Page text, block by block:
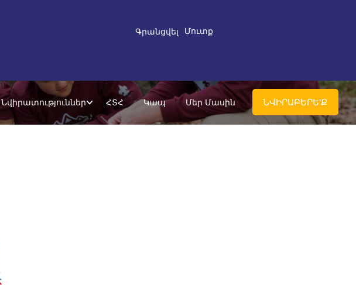
Գրանցվել Մուտք
Նվիրատություններ ՀՏՀ Կապ Մեր Մասին ՆՎԻՐԱԲԵՐԵ'Ք